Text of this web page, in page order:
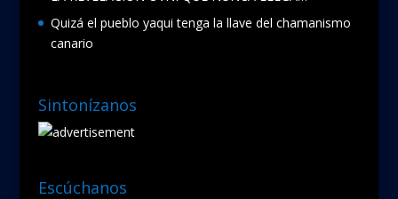
Quizá el pueblo yaqui tenga la llave del chamanismo
canario
Sintonízanos
Escúchanos